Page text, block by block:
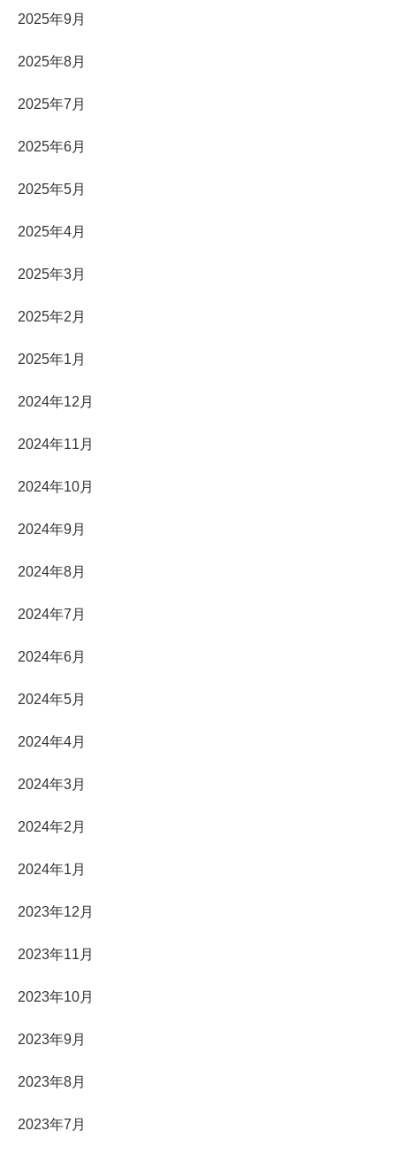
2025年9月
2025年8月
2025年7月
2025年6月
2025年5月
2025年4月
2025年3月
2025年2月
2025年1月
2024年12月
2024年11月
2024年10月
2024年9月
2024年8月
2024年7月
2024年6月
2024年5月
2024年4月
2024年3月
2024年2月
2024年1月
2023年12月
2023年11月
2023年10月
2023年9月
2023年8月
2023年7月